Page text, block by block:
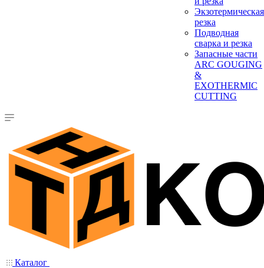
Экзотермическая
резка
Подводная
сварка и резка
Запасные части
ARC GOUGING
&
EXOTHERMIC
CUTTING
Каталог